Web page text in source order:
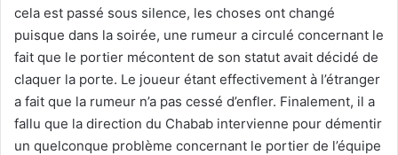
cela est passé sous silence, les choses ont changé
puisque dans la soirée, une rumeur a circulé concernant le
fait que le portier mécontent de son statut avait décidé de
claquer la porte. Le joueur étant effectivement à l’étranger
a fait que la rumeur n’a pas cessé d’enfler. Finalement, il a
fallu que la direction du Chabab intervienne pour démentir
un quelconque problème concernant le portier de l’équipe